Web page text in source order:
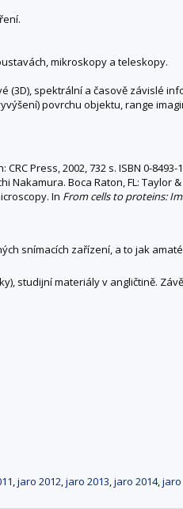
mikroskopy a teleskopy.
(3D), spektrální a časově závislé
povrchu objektu, range
CRC Press, 2002, 732 s. ISBN 0-8493-
Nakamura. Boca Raton, FL: Taylor
In From cells to proteins:
snímacích zařízení, a to jak
studijní materiály v angličtině.
,jaro 2012,jaro 2013,jaro 2014,jaro